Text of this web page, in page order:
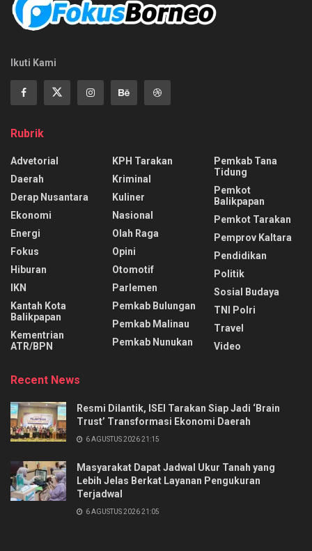
Ikuti Kami
Rubrik
Advetorial
Daerah
Derap Nusantara
Ekonomi
Energi
Fokus
Hiburan
IKN
Kantah Kota
Balikpapan
Kementrian
ATR/BPN
KPH Tarakan
Kriminal
Kuliner
Nasional
Olah Raga
Opini
Otomotif
Parlemen
Pemkab Bulungan
Pemkab Malinau
Pemkab Nunukan
Pemkab Tana
Tidung
Pemkot
Balikpapan
Pemkot Tarakan
Pemprov Kaltara
Pendidikan
Politik
Sosial Budaya
TNI Polri
Travel
Video
Recent News
Resmi Dilantik, ISEI Tarakan Siap Jadi ‘Brain
Trust’ Transformasi Ekonomi Daerah
6 AGUSTUS 2026 21:15
Masyarakat Dapat Jadwal Ukur Tanah yang
Lebih Jelas Berkat Layanan Pengukuran
Terjadwal
6 AGUSTUS 2026 21:05